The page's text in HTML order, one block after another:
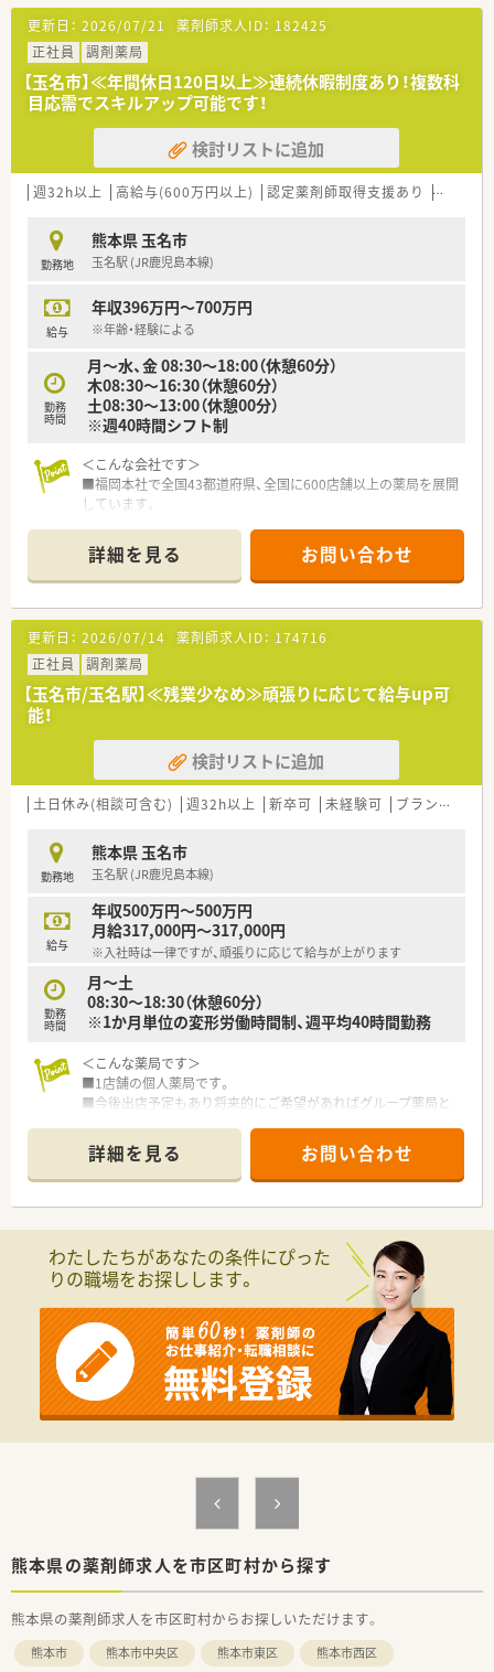
更新日： 2026/07/21 薬剤師求人ID： 182425
正社員
調剤薬局
【玉名市】≪年間休日120日以上≫連続休暇制度あり！複数科
目応需でスキルアップ可能です！
検討リストに追加
週32h以上 高給与(600万円以上) 認定薬剤師取得支援あり 教育制
勤務地
熊本県 玉名市
玉名駅 (JR鹿児島本線)
給与
年収396万円～700万円
※年齢・経験による
勤務
時間
月～水、金 08:30～18:00（休憩60分）
木08:30～16:30（休憩60分）
土08:30～13:00（休憩00分）
※週40時間シフト制
＜こんな会社です＞
■福岡本社で全国43都道府県、全国に600店舗以上の薬局を展開
しています。
コミュニケーションを図っています。
■全国転勤がないエリア社員もありますので、地元で長く勤務す
る事も可能です。
（異動・転勤について）
①全国勤務社員：全店舗を対象とした異動が可能な社員
②エリア社員：限定した地区内での転居を伴う異動が可能な社員
③薬剤師職Ⅲ（ローカル社員）：転居を伴う異動がない社員から選
択可能です。
※①②は借上社宅が適用、③は住宅補助手当もございます。
＜休暇制度・福利厚生も充実です＞
■正社員であれば有給は入社時から付与。勤務年数に応じて最
大20日付与がございます。
■連続休暇制度、メモリアル休暇、サポート休暇、ボランティア
は約124日ございます。
■子育て支援も充実しており男女問わず子育てをしながら働く
方をサポートする様々な制度が整っています。
育休はお子さんが3歳になるまで取得でき、時短勤務は小学校1
年生の修了まで取得可能です。
＜研修制度・スキルアップ体制もばっちり＞
■独自の研修システムを活用し効率的かつ効果的なスキルアッ
プを支援しています。
その他、カフェテリア研修や社内学術大会などその方が目指す社
■将来は専門薬剤師として活躍される方、またはマネージャーと
しての店舗運営に携わる方など、自身の志向に合わせたキャリア
が描けます。
＜こんな方にもおすすめ＞
■ライフスタイルに合わせて長くご勤務していきたい方
詳細を見る お問い合わせ
更新日： 2026/07/14 薬剤師求人ID： 174716
正社員
調剤薬局
【玉名市/玉名駅】≪残業少なめ≫頑張りに応じて給与up可
能！
検討リストに追加
土日休み(相談可含む) 週32h以上 新卒可 未経験可 ブランク可
勤務地
熊本県 玉名市
玉名駅 (JR鹿児島本線)
給与
年収500万円～500万円
月給317,000円～317,000円
※入社時は一律ですが、頑張りに応じて給与が上がります
勤務
時間
月～土
08:30～18:30（休憩60分）
※1か月単位の変形労働時間制、週平均40時間勤務
＜こんな薬局です＞
■1店舗の個人薬局です。
■今後出店予定もあり将来的にご希望があればグループ薬局と
＜こんな店舗です＞
■近隣の耳鼻咽喉科、整形外科クリニックから主に応需していま
す。
■投薬カウンターは投薬口ごとに仕切り板を設置し、患者様のプ
ライバシーへの対応を行っています。
■お子様の患者様も多く簡単なキッズスペースを設けています。
■未経験やブランクがある方も歓迎です。慣れるまで丁寧に指
導しますので安心です。
■近隣にスーパーもあり終業後のお買い物にも便利です。
詳細を見る お問い合わせ
わたしたちがあなたの条件にぴった
りの職場をお探しします。
熊本県の薬剤師求人を市区町村から探す
熊本県の薬剤師求人を市区町村からお探しいただけます。
熊本市 熊本市中央区 熊本市東区 熊本市西区